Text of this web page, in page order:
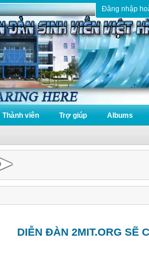
Đăng nhập
Thành viên Trợ giúp Albums
DIỄN ĐÀN 2MIT.ORG SẼ